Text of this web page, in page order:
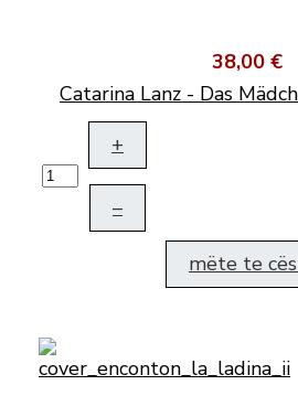
38,00 €
Catarina Lanz - Das
+
–
mëte te